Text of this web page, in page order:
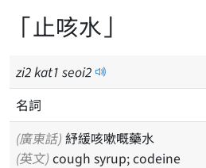
「止咳水」
zi2kat1 seoi2
名詞
(廣東話) 紓緩咳嗽嘅藥水
(英文) cough syrup; codeine